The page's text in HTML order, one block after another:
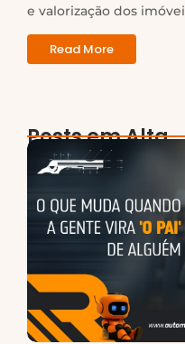
e valorização dos
Read More
Posts em Alta